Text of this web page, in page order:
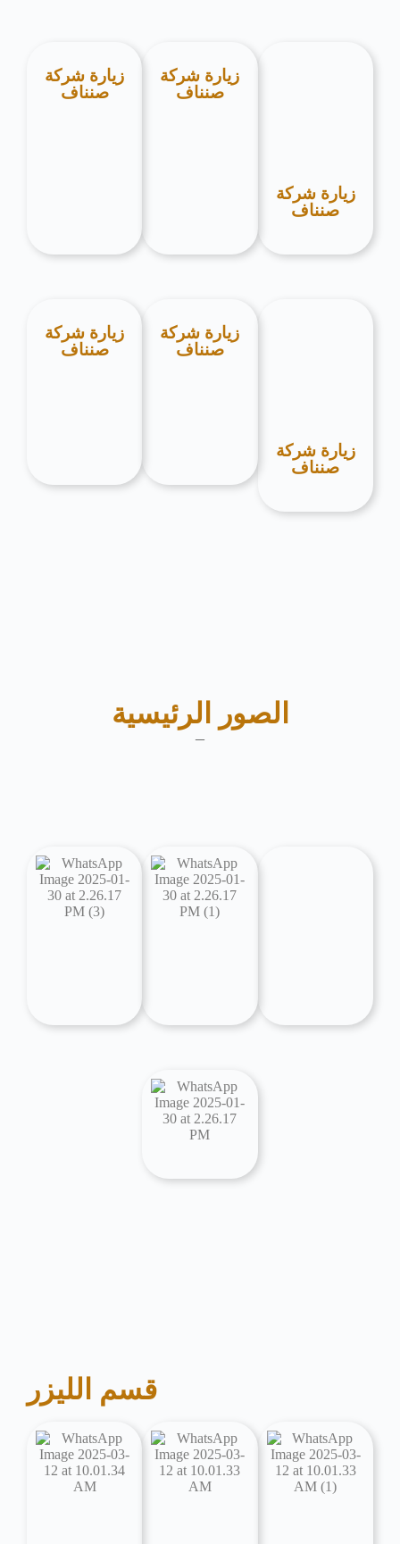
زيارة شركة
صنناف
زيارة شركة
صنناف
زيارة شركة
صنناف
زيارة شركة
صنناف
زيارة شركة
صنناف
زيارة شركة
صنناف
الصور الرئيسية
–
قسم الليزر